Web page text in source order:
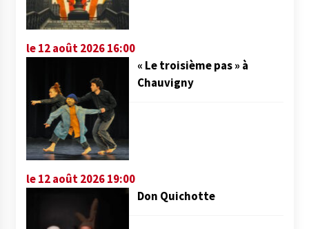
le 12 août 2026 16:00
« Le troisième pas » à
Chauvigny
le 12 août 2026 19:00
Don Quichotte